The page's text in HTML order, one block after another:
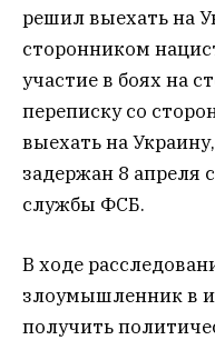
решил выехать на
сторонником
участие в боях на
переписку со
выехать на
задержан 8 апреля
службы ФСБ.
В ходе
злоумышленник в
получить